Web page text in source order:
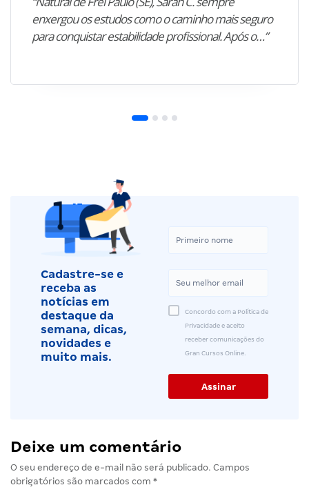
enxergou os estudos como o caminho mais seguro
para conquistar estabilidade profissional. Após o…”
Cadastre-se e
receba as
notícias em
destaque da
semana, dicas,
novidades e
muito mais.
Concordo com a Política de
Privacidade e aceito
receber comunicações do
Gran Cursos Online.
Deixe um comentário
O seu endereço de e-mail não será publicado. Campos
obrigatórios são marcados com *